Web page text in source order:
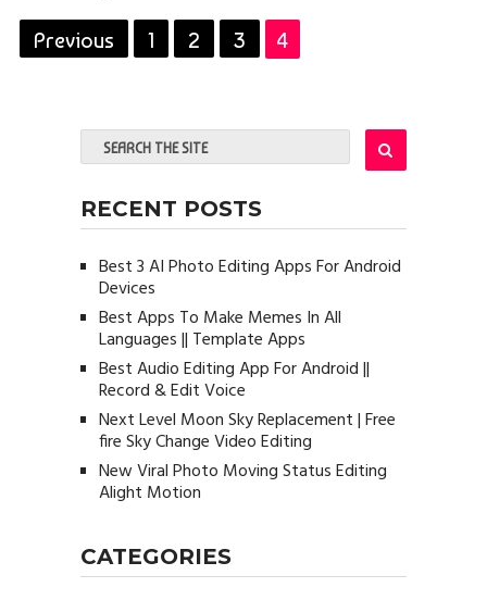
Previous 1 2 3 4
RECENT POSTS
Best 3 AI Photo Editing Apps For Android
Devices
Best Apps To Make Memes In All
Languages || Template Apps
Best Audio Editing App For Android ||
Record & Edit Voice
Next Level Moon Sky Replacement | Free
fire Sky Change Video Editing
New Viral Photo Moving Status Editing
Alight Motion
CATEGORIES